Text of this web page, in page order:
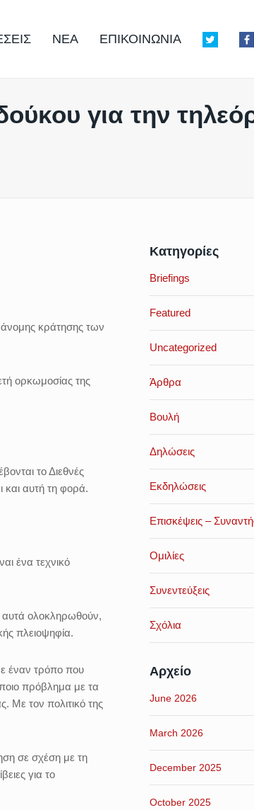
ΝΕΑ ΕΠΙΚΟΙΝΩΝΙΑ
για την
κράτησης των
ορκωμοσίας της
το Διεθνές
και αυτή τη φορά.
ένα τεχνικό
ολοκληρωθούν,
πλειοψηφία.
έναν τρόπο που
πρόβλημα με τα
Με τον πολιτικό της
σε σχέση με τη
για το
Κατηγορίες
Briefings
Featured
Uncategorized
Άρθρα
Βουλή
Δηλώσεις
Εκδηλώσεις
Επισκέψεις –
Ομιλίες
Συνεντεύξεις
Σχόλια
Αρχείο
June 2026
March 2026
December 2025
October 2025